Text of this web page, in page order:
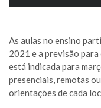
As aulas no ensino
2021 e a previsão
está indicada para
presenciais, remotas
orientações de cada